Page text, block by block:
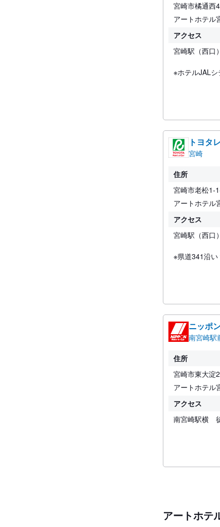
宮崎市橘通西
アートホテル
アクセス
宮崎駅（西口
※ホテルJALシ
トヨタ
宮崎
住所
宮崎市老松1-
アートホテル
アクセス
宮崎駅（西口
※県道341沿い
ニッポ
南宮崎駅
住所
宮崎市東大淀
アートホテル
アクセス
南宮崎駅横
アートホテ